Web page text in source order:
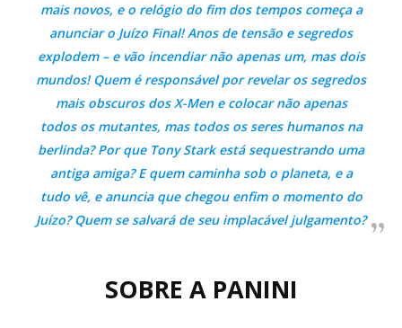
mais novos, e o relógio do fim dos tempos começa a
anunciar o Juízo Final! Anos de tensão e segredos
explodem – e vão incendiar não apenas um, mas dois
mundos! Quem é responsável por revelar os segredos
mais obscuros dos X-Men e colocar não apenas
todos os mutantes, mas todos os seres humanos na
berlinda? Por que Tony Stark está sequestrando uma
antiga amiga? E quem caminha sob o planeta, e a
tudo vê, e anuncia que chegou enfim o momento do
Juízo? Quem se salvará de seu implacável julgamento?
SOBRE A PANINI